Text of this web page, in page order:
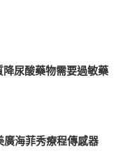
尿酸藥物需要過敏藥
海菲秀療程傳感器